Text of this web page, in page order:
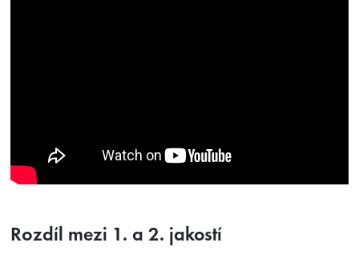
Rozdíl mezi 1. a 2. jakostí